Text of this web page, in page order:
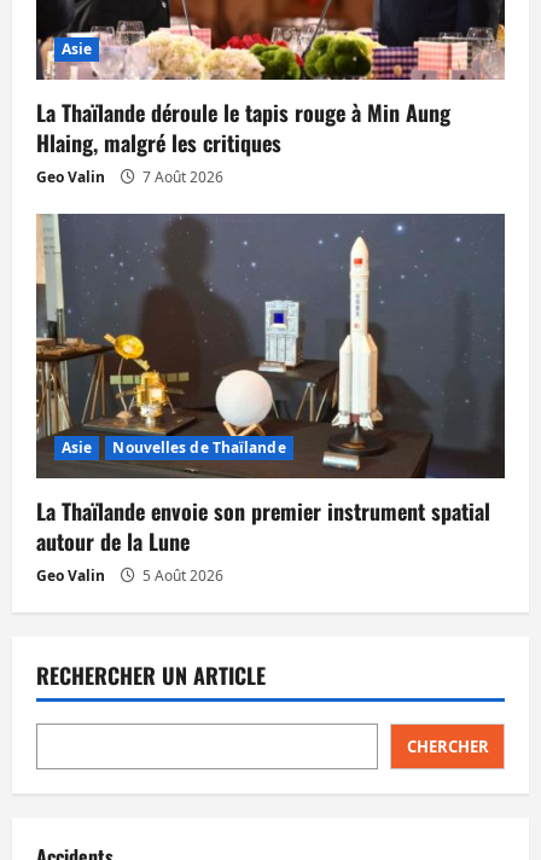
Asie
La Thaïlande déroule le tapis rouge à Min Aung
Hlaing, malgré les critiques
Geo Valin 7 Août 2026
Asie Nouvelles de Thaïlande
La Thaïlande envoie son premier instrument spatial
autour de la Lune
Geo Valin 5 Août 2026
RECHERCHER UN ARTICLE
CHERCHER